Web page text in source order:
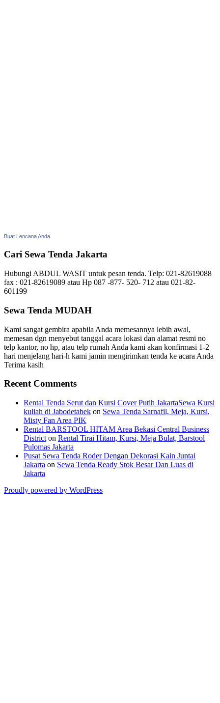
Buat Lencana Anda
Cari Sewa Tenda Jakarta
Hubungi ABDUL WASIT untuk pesan tenda. Telp: 021-82619088
fax : 021-82619089 atau Hp 087 -877- 520- 712 atau 021-82-
601199
Sewa Tenda MUDAH
Kami sangat gembira apabila Anda memesannya lebih awal,
memesan dgn menyebut tanggal acara lokasi dan alamat resmi no
telp kantor, no hp, atau telp rumah Anda kami akan konfirmasi 1-2
hari menjelang hari-h kami jamin mengirimkan tenda ke acara Anda
Terima kasih
Recent Comments
Rental Tenda Serut dan Kursi Cover Putih JakartaSewa Kursi
kuliah di Jabodetabek on Sewa Tenda Sarnafil, Meja, Kursi,
Misty Fan Area PIK
Rental BARSTOOL HITAM Area Bekasi Central Business
District on Rental Tirai Hitam, Kursi, Meja Bulat, Barstool
Pulomas Jakarta
Pusat Sewa Tenda Roder Dengan Dekorasi Kain Juntai
Jakarta on Sewa Tenda Ready Stok Besar Dan Luas di
Jakarta
Proudly powered by WordPress